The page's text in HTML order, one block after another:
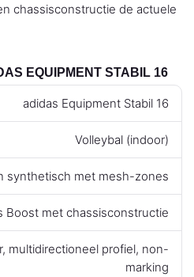
chassisconstructie de actuele
EQUIPMENT STABIL 16
adidas Equipment Stabil 16
Volleybal (indoor)
synthetisch met mesh-zones
Boost met chassisconstructie
multidirectioneel profiel, non-
marking